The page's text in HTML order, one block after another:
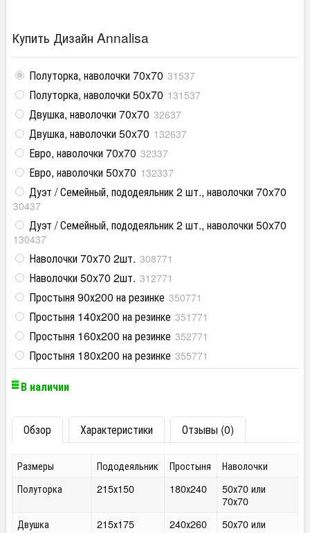
Купить Дизайн Annalisa
Полуторка, наволочки 70x70 31537
Полуторка, наволочки 50x70 131537
Двушка, наволочки 70x70 32637
Двушка, наволочки 50x70 132637
Евро, наволочки 70x70 32337
Евро, наволочки 50x70 132337
Дуэт / Семейный, пододеяльник 2 шт., наволочки 70x70
30437
Дуэт / Семейный, пододеяльник 2 шт., наволочки 50x70
130437
Наволочки 70x70 2шт. 308771
Наволочки 50x70 2шт. 312771
Простыня 90х200 на резинке 350771
Простыня 140х200 на резинке 351771
Простыня 160х200 на резинке 352771
Простыня 180х200 на резинке 355771
В наличии
Обзор Характеристики Отзывы (0)
Размеры Пододеяльник Простыня
Наволочки
Полуторка
215х150 180х240
50х70 или
70х70
Двушка
215х175 240х260
50х70 или